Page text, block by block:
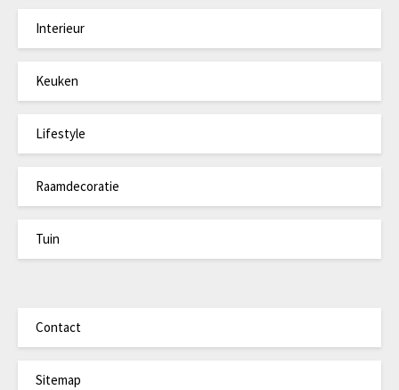
Interieur
Keuken
Lifestyle
Raamdecoratie
Tuin
Contact
Sitemap